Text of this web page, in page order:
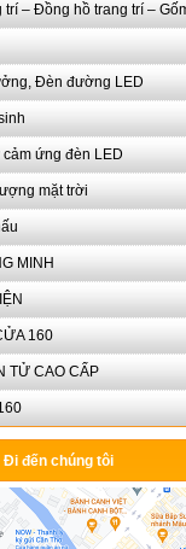
trí – Đồng hồ trang trí –
Đèn đường LED
ứng đèn LED
mặt trời
MINH
160
TỬ CAO CẤP
Đi đến chúng tôi